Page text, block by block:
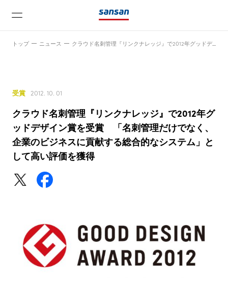
ニュース
サービス
テクノロジー
株主・投資家情報
トップ ニュース
受賞 2012. 10. 01
クラウド名刺管理『リンクナレッジ』で2012年グ
ッドデザイン賞を受賞 「名刺管理だけでなく、
企業のビジネスに貢献する総合的なシステム」と
して高い評価を獲得